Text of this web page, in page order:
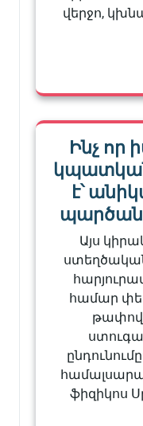
վերջո,
Ինչ որ
է՝
Այս
համար
թափով
ֆիզիկոս